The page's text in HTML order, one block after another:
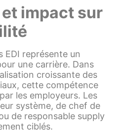
impact sur
EDI représente un
une carrière. Dans
croissante des
cette compétence
les employeurs. Les
système, de chef de
de responsable supply
ciblés.